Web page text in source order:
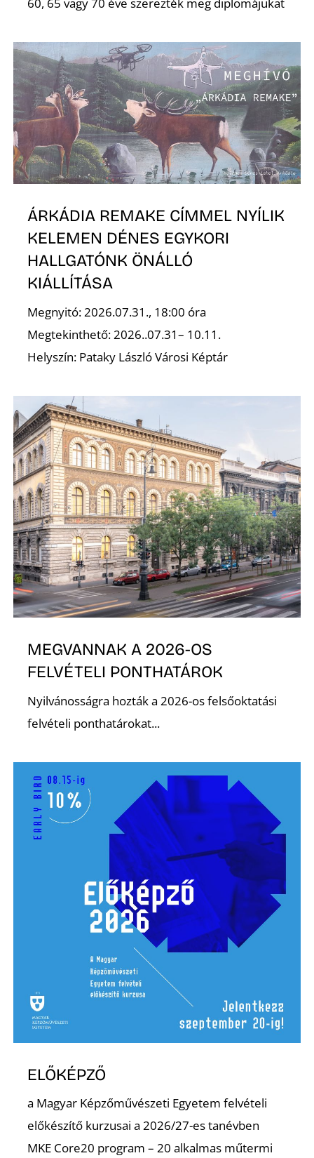
ÁRKÁDIA REMAKE CÍMMEL NYÍLIK
KELEMEN DÉNES EGYKORI
HALLGATÓNK ÖNÁLLÓ
KIÁLLÍTÁSA
Megnyitó: 2026.07.31., 18:00 óra
Megtekinthető: 2026..07.31– 10.11.
Helyszín: Pataky László Városi Képtár
MEGVANNAK A 2026-OS
FELVÉTELI PONTHATÁROK
Nyilvánosságra hozták a 2026-os felsőoktatási
felvételi ponthatárokat...
ELŐKÉPZŐ
a Magyar Képzőművészeti Egyetem felvételi
előkészítő kurzusai a 2026/27-es tanévben
MKE Core20 program – 20 alkalmas műtermi